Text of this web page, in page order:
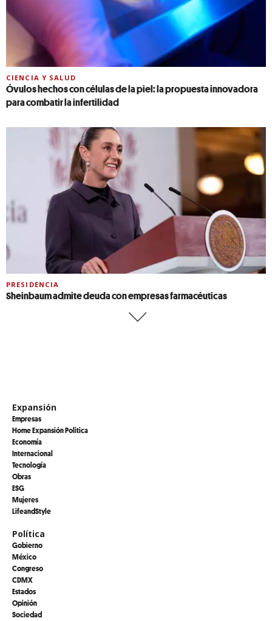
CIENCIA Y SALUD
Óvulos hechos con células de la piel: la propuesta innovadora
para combatir la infertilidad
PRESIDENCIA
Sheinbaum admite deuda con empresas farmacéuticas
Expansión
Empresas
Home Expansión Politica
Economía
Internacional
Tecnología
Obras
ESG
Mujeres
LifeandStyle
Política
Gobierno
México
Congreso
CDMX
Estados
Opinión
Sociedad